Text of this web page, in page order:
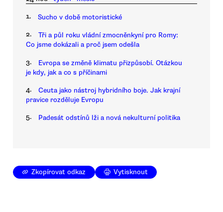
1. Sucho v době motoristické
2.
Tři a půl roku vládní zmocněnkyní pro Romy:
Co jsme dokázali a proč jsem odešla
3.
Evropa se změně klimatu přizpůsobí. Otázkou
je kdy, jak a co s příčinami
4.
Ceuta jako nástroj hybridního boje. Jak krajní
pravice rozděluje Evropu
5. Padesát odstínů lži a nová nekulturní politika
Zkopírovat odkaz Vytisknout